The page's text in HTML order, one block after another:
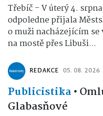
Třebíč – V úterý 4.
odpoledne přijala
o muži nacházejícím
na mostě přes Libuši...
REDAKCE 05. 08. 2026
Publicistika•
Glabasňové